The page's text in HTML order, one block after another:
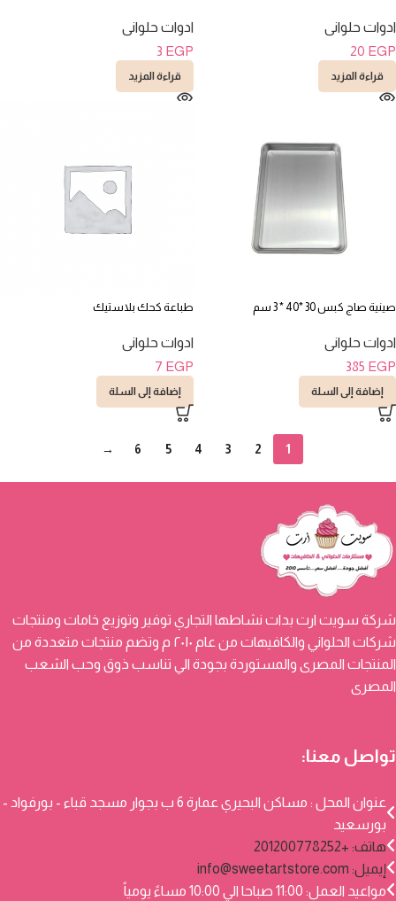
ادوات حلوانى
20 EGP
قراءة المزيد
ادوات حلوانى
3 EGP
قراءة المزيد
صينية صاج كبس 30 *40 * 3 سم
ادوات حلوانى
385 EGP
إضافة إلى السلة
طباعة كحك بلاستيك
ادوات حلوانى
7 EGP
إضافة إلى السلة
1
2
3
4
5
6
→
شركة سويت ارت بدات نشاطها التجاري توفير وتوزيع خامات ومنتجات
شركات الحلواني والكافيهات من عام ٢٠١٠ م وتضم منتجات متعددة من
المنتجات المصرى والمستوردة بجودة الي تناسب ذوق وحب الشعب
المصرى
تواصل معنا:
عنوان المحل : مساكن البحيري عمارة 6 ب بجوار مسجد قباء - بورفواد -
بورسعيد
هاتف: +201200778252
إيميل: info@sweetartstore.com
مواعيد العمل: 11:00 صباحا الي 10:00 مساءً يومياً